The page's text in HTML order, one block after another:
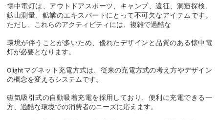
懐中電灯は、アウトドアスポーツ、キャンプ、遠征、洞窟探検、
鉱山測量、鉱業のエキスパートにとって不可欠なアイテムです。
ただし、これらのアクティビティには、複雑で過酷な
環境が伴うことが多いため、優れたデザインと品質のある懐中電
灯が必要となります。
Olightマグネット充電方式は、従来の充電方式の考え方やデザイン
の概念を変えるシステムです。
磁気吸引式の自動吸着充電を採用しており、便利に充電できる一
方、過酷な環境での消費者のニーズに応えます。